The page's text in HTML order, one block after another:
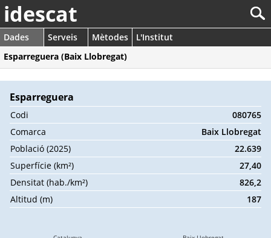
idescat
Dades Serveis Mètodes
L'Institut
Esparreguera (Baix Llobregat)
Esparreguera
Codi
080765
Comarca
Baix Llobregat
Població (2025)
22.639
Superfície (km²)
27,40
Densitat (hab./km²)
826,2
Altitud (m)
187